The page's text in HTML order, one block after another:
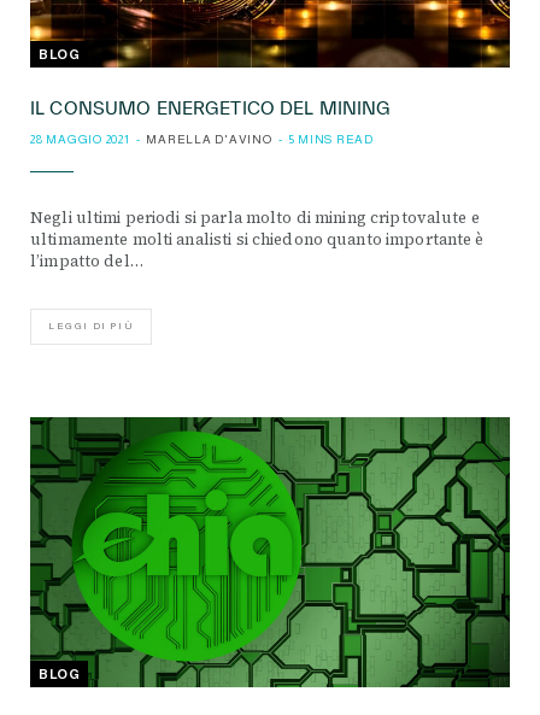
BLOG
IL CONSUMO ENERGETICO DEL MINING
28 MAGGIO 2021 MARELLA D'AVINO 5 MINS READ
Negli ultimi periodi si parla molto di mining criptovalute e
ultimamente molti analisti si chiedono quanto importante è
l’impatto del…
LEGGI DI PIÙ
BLOG